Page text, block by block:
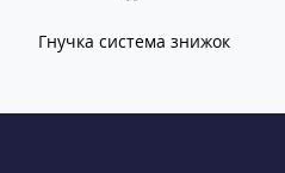
Гнучка система знижок